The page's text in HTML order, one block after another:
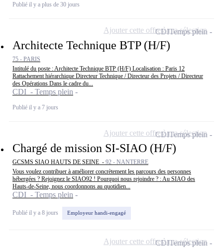
Publié il y a plus de 30 jours
Architecte Technique BTP (H/F)
75 - PARIS
Intitulé du poste : Architecte Technique BTP (H/F) Localisation : Paris 12
Rattachement hiérarchique Directeur Technique / Directeur des Projets / Directeur
des Opérations Dans le cadre du...
CDI - Temps plein
Publié il y a 7 jours
CDITemps plein
Ajouter cette offre à ma sélection
Chargé de mission SI-SIAO (H/F)
GCSMS SIAO HAUTS DE SEINE - 92 - NANTERRE
Vous voulez contribuer à améliorer concrètement les parcours des personnes
hébergées ? Rejoignez le SIAO92 ! Pourquoi nous rejoindre ? : Au SIAO des
Hauts-de-Seine, nous coordonnons au quotidien...
CDI - Temps plein
Publié il y a 8 jours Employeur handi-engagé
CDITemps plein
Ajouter cette offre à ma sélection
CDITemps plein
Ajouter cette offre à ma sélection